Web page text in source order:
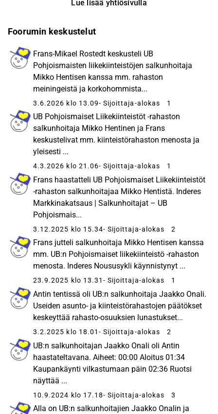
kiinteistöt sekä toimistot ja sijoitukset hajautetaan
Sijoitustoiminnan tavoitteena on saavuttaa
tuotto ja kasvattaa rahasto-osuuden arvoa pitkällä
aikavälillä. Rahaston tavoitteena on saavuttaa noin
7–9 %:n vuotuinen tuotto, josta suuri osa jaetaan
sijoittajalle vuotuisena tuotto-osuutena.
Lue lisää yhtiösivulla
Foorumin keskustelut
Frans‑Mikael Rostedt keskusteli UB
Pohjoismaisten liikekiinteistöjen salkunhoitaja
Mikko Hentisen kanssa mm. rahaston
meiningeistä ja korkohommista...
3.6.2026 klo 13.09- Sijoittaja-alokas 1
UB Pohjoismaiset Liikekiinteistöt -rahaston
salkunhoitaja Mikko Hentinen ja Frans
keskustelivat mm. kiinteistörahaston menosta ja
yleisesti ...
4.3.2026 klo 21.06- Sijoittaja-alokas 1
Frans haastatteli UB Pohjoismaiset Liikekiinteistöt
-rahaston salkunhoitajaa Mikko Hentistä. Inderes
Markkinakatsaus | Salkunhoitajat – UB
Pohjoismais...
3.12.2025 klo 15.34- Sijoittaja-alokas 2
Frans jutteli salkunhoitaja Mikko Hentisen kanssa
mm. UB:n Pohjoismaiset liikekiinteistö -rahaston
menosta. Inderes Noususykli käynnistynyt ...
23.9.2025 klo 13.31 - Sijoittaja-alokas 1
Antin tentissä oli UB:n salkunhoitaja Jaakko Onali.
Useiden asunto- ja kiinteistörahastojen päätökset
keskeyttää rahasto-osuuksien lunastukset...
3.2.2025 klo 18.01 - Sijoittaja-alokas 2
UB:n salkunhoitajan Jaakko Onali oli Antin
haastateltavana. Aiheet: 00:00 Aloitus 01:34
Kaupankäynti vilkastumaan päin 02:36 Ruotsi
näyttää ...
10.9.2024 klo 17.18- Sijoittaja-alokas 3
Alla on UB:n salkunhoitajien Jaakko Onalin ja